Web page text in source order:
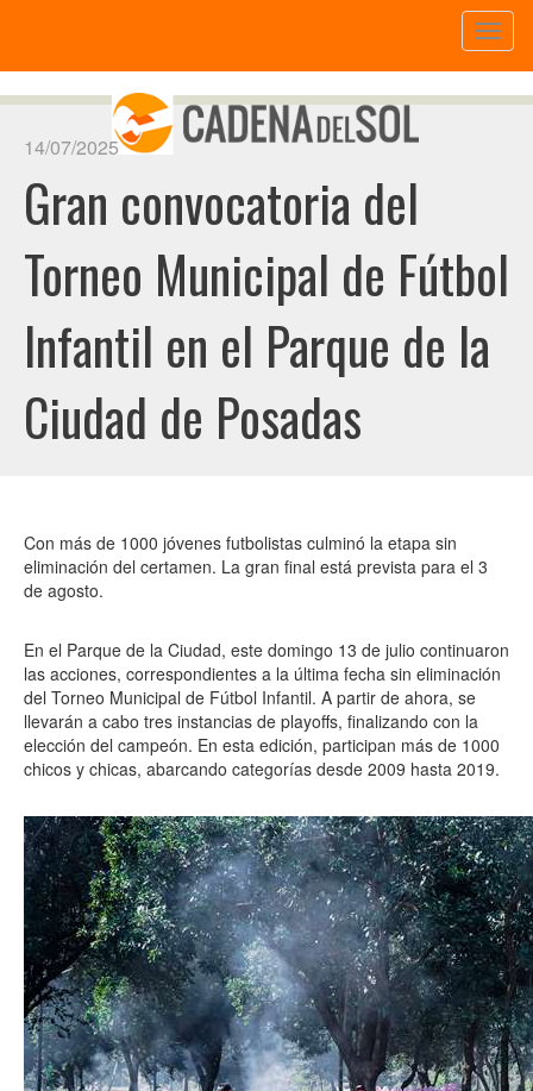
14/07/2025
Gran convocatoria del
Torneo Municipal de Fútbol
Infantil en el Parque de la
Ciudad de Posadas
Con más de 1000 jóvenes futbolistas culminó la etapa sin
eliminación del certamen. La gran final está prevista para el 3
de agosto.
En el Parque de la Ciudad, este domingo 13 de julio continuaron
las acciones, correspondientes a la última fecha sin eliminación
del Torneo Municipal de Fútbol Infantil. A partir de ahora, se
llevarán a cabo tres instancias de playoffs, finalizando con la
elección del campeón. En esta edición, participan más de 1000
chicos y chicas, abarcando categorías desde 2009 hasta 2019.